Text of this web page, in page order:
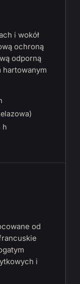
i wokół
ochroną
odporną
hartowanym
h
od
i